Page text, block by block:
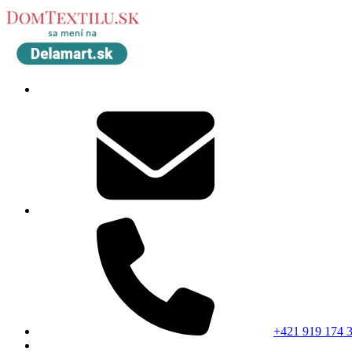
+421 919 174